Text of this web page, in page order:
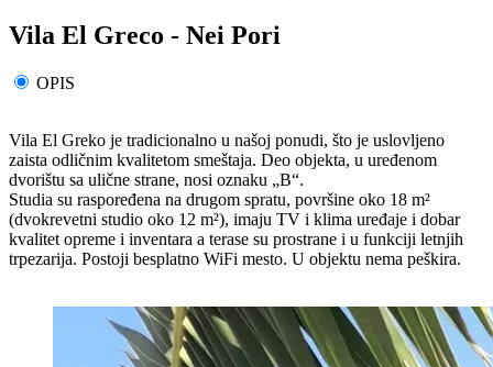
Vila El Greco - Nei Pori
OPIS
Vila El Greko je tradicionalno u našoj ponu­di, što je uslovljeno
zaista odličnim kvalitetom smeštaja. Deo objekta, u uređenom
dvorištu sa ulične strane, nosi oznaku „B“.
Studia su raspoređena na drugom spratu, povr­šine oko 18 m²
(dvokrevetni studio oko 12 m²), imaju TV i klima uređaje i dobar
kvalitet opreme i inventara a terase su prostrane i u funkciji letnjih
trpezarija. Postoji besplatno WiFi mesto. U objektu nema peškira.